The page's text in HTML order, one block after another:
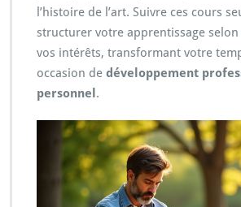
l’histoire de l’art. Suivre ces cours
structurer votre apprentissage
vos intérêts, transformant votre
occasion de développement
personnel .